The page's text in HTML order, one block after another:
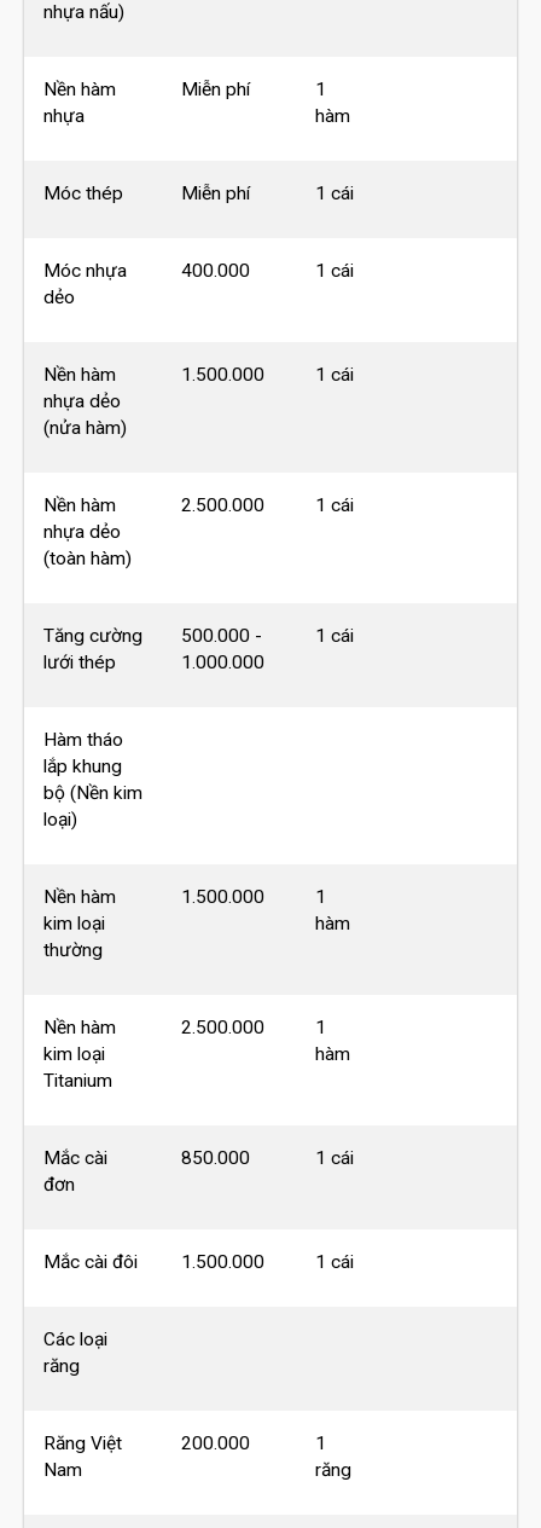
nhựa nấu)
Nền hàm
nhựa
Miễn phí
1
hàm
Móc thép Miễn phí 1 cái
Móc nhựa
dẻo
400.000 1 cái
Nền hàm
nhựa dẻo
(nửa hàm)
1.500.000 1 cái
Nền hàm
nhựa dẻo
(toàn hàm)
2.500.000 1 cái
Tăng cường
lưới thép
500.000 -
1.000.000
1 cái
Hàm tháo
lắp khung
bộ (Nền kim
loại)
Nền hàm
kim loại
thường
1.500.000
1
hàm
Nền hàm
kim loại
Titanium
2.500.000
1
hàm
Mắc cài
đơn
850.000 1 cái
Mắc cài đôi 1.500.000 1 cái
Các loại
răng
Răng Việt
Nam
200.000
1
răng